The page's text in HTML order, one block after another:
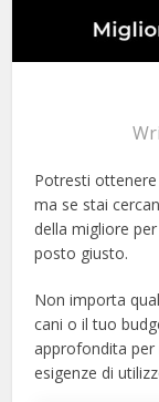
Potresti
ma se stai
della migliore
posto giusto.
Non importa
cani o il tuo
approfondita per
esigenze di